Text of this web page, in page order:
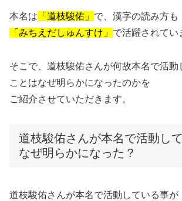
本名は 「道枝駿佑」 で、 漢字の読み方も
「みちえだしゅんすけ」 で活躍されてい
そこで、 道枝駿佑さんが何故本名で活動
ことはなぜ明らかになったのかを
ご紹介させていただきます。
道枝駿佑さんが本名で活動し
なぜ明らかになった？
道枝駿佑さんが本名で活動している事が